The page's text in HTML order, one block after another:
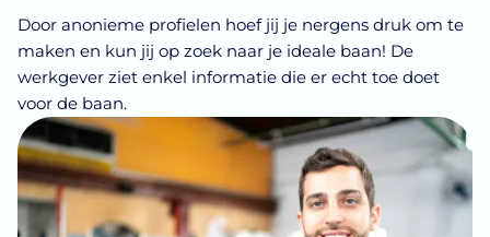
Openstellen voor nieuwe
kansen
Door anonieme profielen hoef jij je nergens druk om te
maken en kun jij op zoek naar je ideale baan! De
werkgever ziet enkel informatie die er echt toe doet
voor de baan.